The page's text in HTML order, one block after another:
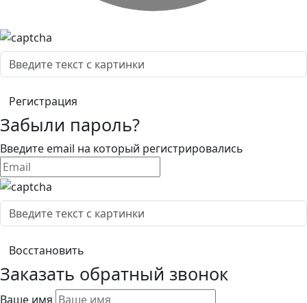
Забыли пароль?
Введите email на который регистрировались
Заказать обратный звонок
Ваше имя